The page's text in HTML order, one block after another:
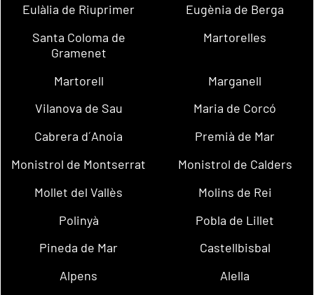
Eulàlia de Riuprimer
Eugènia de Berga
Santa Coloma de
Gramenet
Martorelles
Martorell
Marganell
Vilanova de Sau
Maria de Corcó
Cabrera d´Anoia
Premià de Mar
Monistrol de Montserrat
Monistrol de Calders
Mollet del Vallès
Molins de Rei
Polinyà
Pobla de Lillet
Pineda de Mar
Castellbisbal
Alpens
Alella